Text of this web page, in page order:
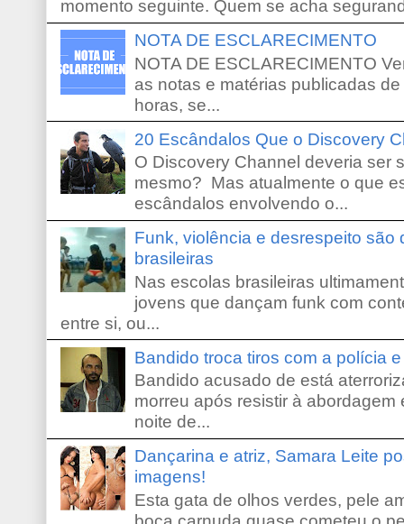
momento seguinte. Quem se acha
NOTA DE ESCLARECIMENTO
NOTA DE ESCLARECIMENTO
as notas e matérias publicadas
horas, se...
20 Escândalos Que o Discovery
O Discovery Channel deveria ser
mesmo? Mas atualmente o que
escândalos envolvendo o...
Funk, violência e desrespeito são
brasileiras
Nas escolas brasileiras
jovens que dançam funk com
entre si, ou...
Bandido troca tiros com a polícia
Bandido acusado de está
morreu após resistir à
noite de...
Dançarina e atriz, Samara Leite
imagens!
Esta gata de olhos verdes, pele